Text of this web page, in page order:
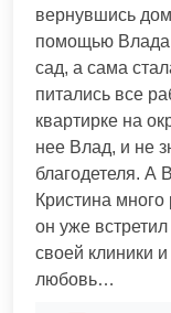
вернувшись
помощью Влада
сад, а сама
питались все
квартирке на
нее Влад, и не
благодетеля. А
Кристина
он уже
своей клиники
любовь…